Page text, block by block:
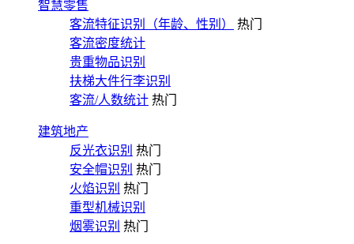
智慧零售
客流特征识别（年龄、性别）
热门
客流密度统计
贵重物品识别
扶梯大件行李识别
客流/人数统计 热门
建筑地产
反光衣识别 热门
安全帽识别 热门
火焰识别 热门
重型机械识别
烟雾识别 热门